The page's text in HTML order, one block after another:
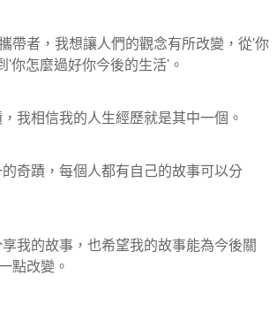
帶者，我想讓人們的觀念有所改變，從'你
'你怎麼過好你今後的生活'。
我相信我的人生經歷就是其中一個。
奇蹟，每個人都有自己的故事可以分
我的故事，也希望我的故事能為今後關
點改變。